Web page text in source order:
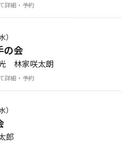
詳細・予約
の会
林家咲太朗
詳細・予約
郎